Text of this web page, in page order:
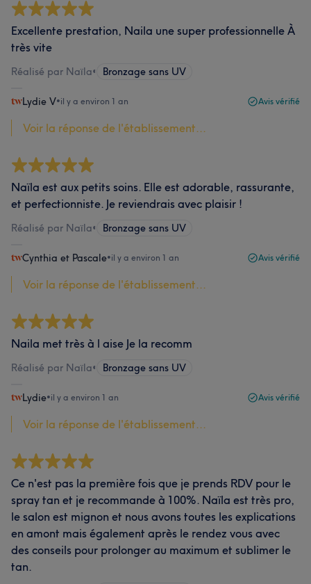
Excellente prestation, Naila une super professionnelle À
très vite
Réalisé par Naïla• Bronzage sans UV
Lydie V•il y a environ 1 an Avis vérifié
Voir la réponse de l'établissement...
Naïla est aux petits soins. Elle est adorable, rassurante,
et perfectionniste. Je reviendrais avec plaisir !
Réalisé par Naïla• Bronzage sans UV
Cynthia et Pascale•il y a environ 1 an Avis vérifié
Voir la réponse de l'établissement...
Naila met très à l aise Je la recomm
Réalisé par Naïla• Bronzage sans UV
Lydie•il y a environ 1 an Avis vérifié
Voir la réponse de l'établissement...
Ce n'est pas la première fois que je prends RDV pour le
spray tan et je recommande à 100%. Naïla est très pro,
le salon est mignon et nous avons toutes les explications
en amont mais également après le rendez vous avec
des conseils pour prolonger au maximum et sublimer le
tan.